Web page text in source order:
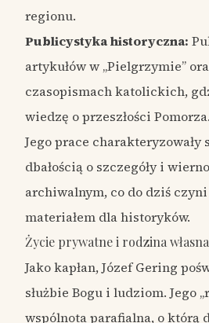
regionu.
Publicystyka historyczna:
artykułów w „Pielgrzymie”
czasopismach katolickich,
wiedzę o przeszłości Pomorza.
Jego prace charakteryzowały
dbałością o szczegóły i
archiwalnym, co do dziś
materiałem dla historyków.
Życie prywatne i rodzina własna
Jako kapłan, Józef Gering
służbie Bogu i ludziom. Jego
wspólnota parafialna, o którą